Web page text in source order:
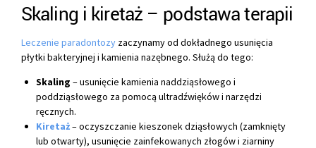
Skaling i kiretaż – podstawa terapii
Leczenie paradontozy zaczynamy od dokładnego usunięcia
płytki bakteryjnej i kamienia nazębnego. Służą do tego:
Skaling – usunięcie kamienia naddziąsłowego i
poddziąsłowego za pomocą ultradźwięków i narzędzi
ręcznych.
Kiretaż– oczyszczanie kieszonek dziąsłowych (zamknięty
lub otwarty), usunięcie zainfekowanych złogów i ziarniny